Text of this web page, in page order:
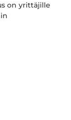
on yrittäjille